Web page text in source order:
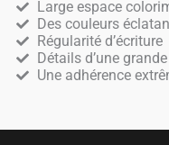
Large espace
Des couleurs
Régularité d’écriture
Détails d’une
Une adhérence